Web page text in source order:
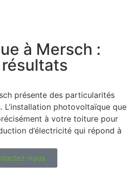
à Mersch :
présente des particularités
photovoltaïque que
à votre toiture pour
d’électricité qui répond à
nous